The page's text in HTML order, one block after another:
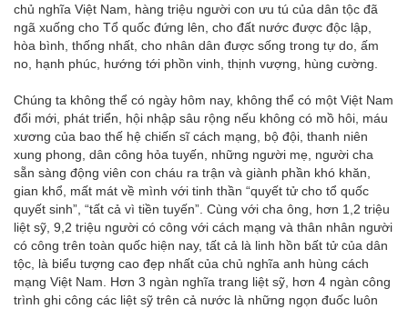
chủ nghĩa Việt Nam, hàng triệu người con ưu tú của dân tộc đã
ngã xuống cho Tổ quốc đứng lên, cho đất nước được độc lập,
hòa bình, thống nhất, cho nhân dân được sống trong tự do, ấm
no, hạnh phúc, hướng tới phồn vinh, thịnh vượng, hùng cường.
Chúng ta không thể có ngày hôm nay, không thể có một Việt Nam
đổi mới, phát triển, hội nhập sâu rộng nếu không có mồ hôi, máu
xương của bao thế hệ chiến sĩ cách mạng, bộ đội, thanh niên
xung phong, dân công hỏa tuyến, những người mẹ, người cha
sẵn sàng động viên con cháu ra trận và giành phần khó khăn,
gian khổ, mất mát về mình với tinh thần “quyết tử cho tổ quốc
quyết sinh”, “tất cả vì tiền tuyến”. Cùng với cha ông, hơn 1,2 triệu
liệt sỹ, 9,2 triệu người có công với cách mạng và thân nhân người
có công trên toàn quốc hiện nay, tất cả là linh hồn bất tử của dân
tộc, là biểu tượng cao đẹp nhất của chủ nghĩa anh hùng cách
mạng Việt Nam. Hơn 3 ngàn nghĩa trang liệt sỹ, hơn 4 ngàn công
trình ghi công các liệt sỹ trên cả nước là những ngọn đuốc luôn